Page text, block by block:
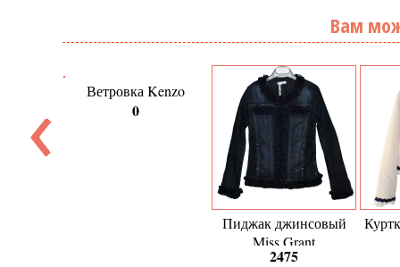
Вам
Ветровка Kenzo
0
Пиджак джинсовый
Miss Grant
2475